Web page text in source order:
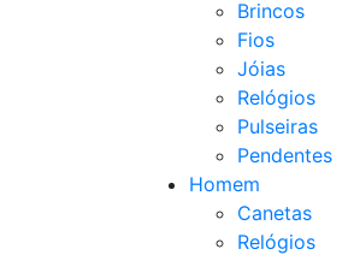
Brincos
Fios
Jóias
Relógios
Pulseiras
Pendentes
Homem
Canetas
Relógios